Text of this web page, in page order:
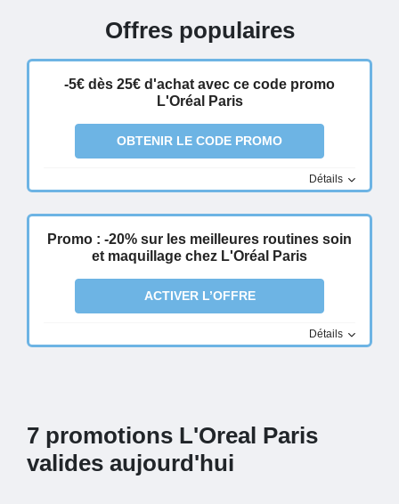
Offres populaires
-5€ dès 25€ d'achat avec ce code promo
L'Oréal Paris
OBTENIR LE CODE PROMO
Détails
Promo : -20% sur les meilleures routines soin
et maquillage chez L'Oréal Paris
ACTIVER L’OFFRE
Détails
7 promotions L'Oreal Paris
valides aujourd'hui